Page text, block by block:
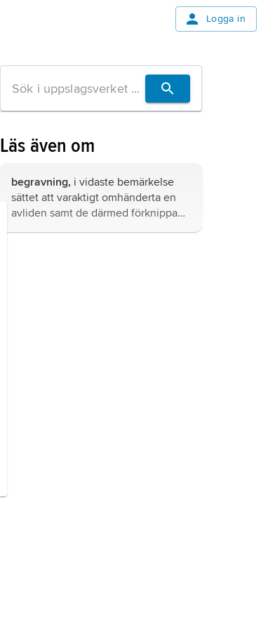
Logga in
Läs även om
begravning, i vidaste bemärkelse
sättet att varaktigt omhänderta en
avliden samt de därmed förknippade
riterna.